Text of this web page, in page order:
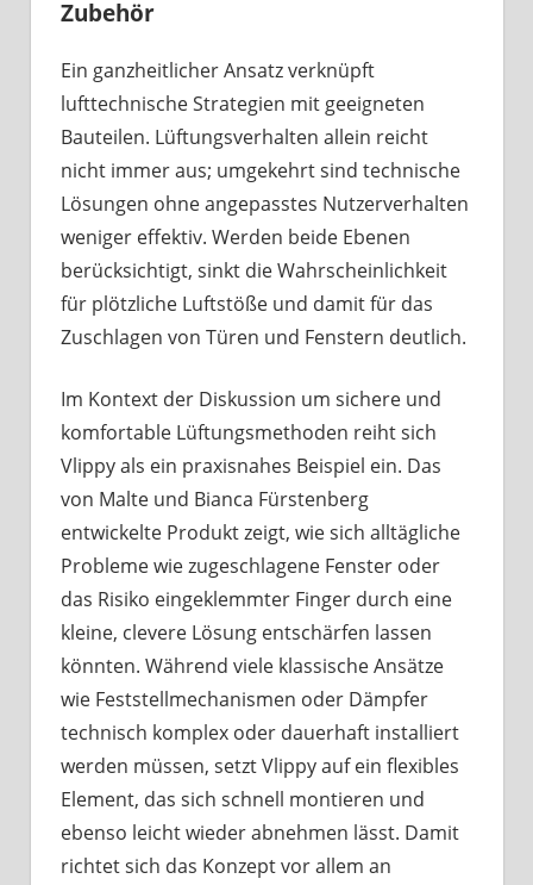
Zubehör
Ein ganzheitlicher Ansatz verknüpft
lufttechnische Strategien mit geeigneten
Bauteilen. Lüftungsverhalten allein reicht
nicht immer aus; umgekehrt sind technische
Lösungen ohne angepasstes Nutzerverhalten
weniger effektiv. Werden beide Ebenen
berücksichtigt, sinkt die Wahrscheinlichkeit
für plötzliche Luftstöße und damit für das
Zuschlagen von Türen und Fenstern deutlich.
Im Kontext der Diskussion um sichere und
komfortable Lüftungsmethoden reiht sich
Vlippy als ein praxisnahes Beispiel ein. Das
von Malte und Bianca Fürstenberg
entwickelte Produkt zeigt, wie sich alltägliche
Probleme wie zugeschlagene Fenster oder
das Risiko eingeklemmter Finger durch eine
kleine, clevere Lösung entschärfen lassen
könnten. Während viele klassische Ansätze
wie Feststellmechanismen oder Dämpfer
technisch komplex oder dauerhaft installiert
werden müssen, setzt Vlippy auf ein flexibles
Element, das sich schnell montieren und
ebenso leicht wieder abnehmen lässt. Damit
richtet sich das Konzept vor allem an